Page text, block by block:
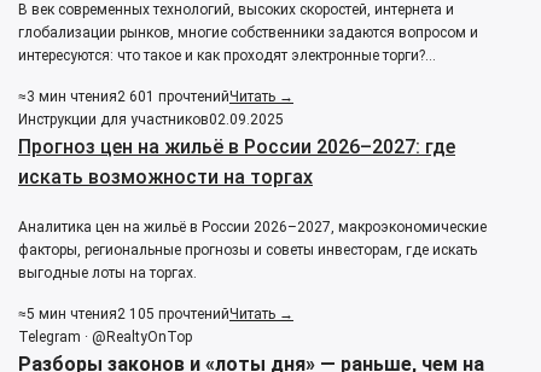
В век современных технологий, высоких скоростей, интернета и
глобализации рынков, многие собственники задаются вопросом и
интересуются: что такое и как проходят электронные торги?…
≈3 мин чтения2 601 прочтенийЧитать →
Инструкции для участников02.09.2025
Прогноз цен на жильё в России 2026–2027: где
искать возможности на торгах
Аналитика цен на жильё в России 2026–2027, макроэкономические
факторы, региональные прогнозы и советы инвесторам, где искать
выгодные лоты на торгах.
≈5 мин чтения2 105 прочтенийЧитать →
Telegram · @RealtyOnTop
Разборы законов и «лоты дня» — раньше, чем на